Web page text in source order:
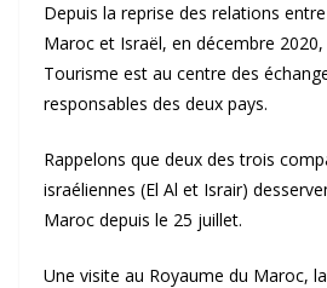
Depuis la reprise des relations
Maroc et Israël, en décembre
Tourisme est au centre des
responsables des deux pays.
Rappelons que deux des trois
israéliennes (El Al et Israir)
Maroc depuis le 25 juillet.
Une visite au Royaume du Maroc,